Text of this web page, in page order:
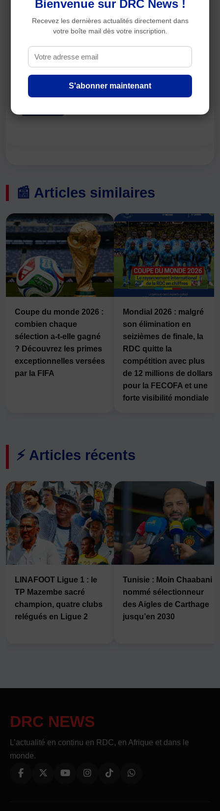
💬 Commentaires
📰 Articles similaires
Coupe du monde 2026 :
combien chaque
sélection a-t-elle gagné
? Découvrez les primes
exceptionnelles versées
par la FIFA
Mondial 2026 : malgré
son élimination en
seizièmes de finale, la
RDC quitte la
compétition avec plus
de 12 millions de dollars
pour la FECOFA et une
forte visibilité mondiale
⚡ Articles récents
LINAFOOT Ligue 1 : le
TP Mazembe sacré
champion, quatre clubs
relégués en Ligue 2
Tunisie : Moin Chaabani
nommé sélectionneur
des Aigles de Carthage
jusqu’en 2030
DRC NEWS
L’actualité en continu en RDC, en Afrique et dans le
monde.
Bienvenue sur DRC News !
Recevez les dernières actualités directement dans
votre boîte mail dès votre inscription.
S'abonner maintenant